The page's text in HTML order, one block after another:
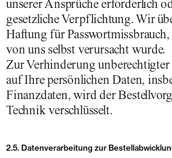
unserer Ansprüche erforderlich
gesetzliche Verpflichtung. Wir
Haftung für
von uns selbst verursacht wurde.
Zur Verhinderung
auf Ihre persönlichen Daten,
Finanzdaten, wird der
Technik verschlüsselt.
2.5. Datenverarbeitung zur